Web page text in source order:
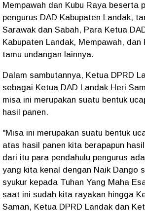
Mempawah dan Kubu Raya beserta
pengurus DAD Kabupaten Landak,
Sarawak dan Sabah, Para Ketua
Kabupaten Landak, Mempawah,
tamu undangan lainnya.
Dalam sambutannya, Ketua DPRD
sebagai Ketua DAD Landak Heri
misa ini merupakan suatu bentuk
hasil panen.
"Misa ini merupakan suatu bentuk
atas hasil panen kita berapapun
dari itu para pendahulu pengurus
yang kita kenal dengan Naik Dango
syukur kepada Tuhan Yang Maha
saat ini sudah kita rayakan hingga
Saman, Ketua DPRD Landak dan